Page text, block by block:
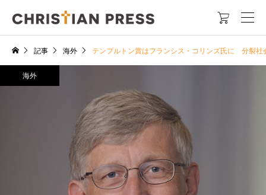

記事 海外 テンプルトン賞はフランシス・コリンズ氏に 分裂
海外